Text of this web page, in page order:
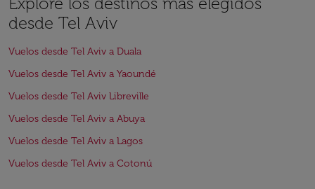
desde Tel Aviv
Vuelos desde Tel Aviv a Duala
Vuelos desde Tel Aviv a Yaoundé
Vuelos desde Tel Aviv Libreville
Vuelos desde Tel Aviv a Abuya
Vuelos desde Tel Aviv a Lagos
Vuelos desde Tel Aviv a Cotonú